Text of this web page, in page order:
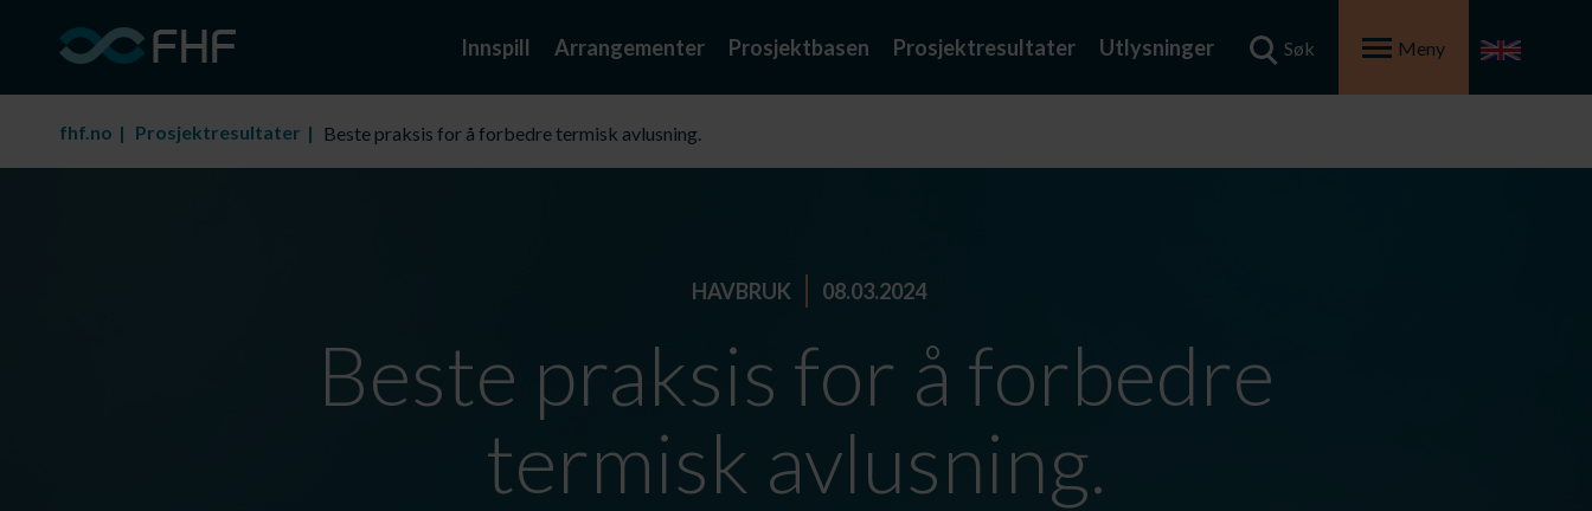
Innspill Arrangementer Prosjektbasen Prosjektresultater Utlysninger Søk Meny
fhf.no Prosjektresultater Beste praksis for å forbedre termisk avlusning.
HAVBRUK 08.03.2024
Beste praksis for å forbedre
termisk avlusning.